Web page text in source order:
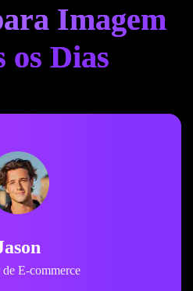
Imagem
os Dias